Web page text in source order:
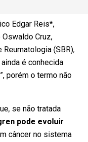
Edgar Reis*,
Cruz,
(SBR),
é conhecida
porém o termo não
se não tratada
pode evoluir
câncer no sistema